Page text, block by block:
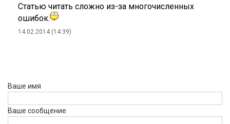
Статью читать сложно из-за многочисленных
ошибок.
14.02.2014 (14:39)
Ваше имя
Ваше сообщение